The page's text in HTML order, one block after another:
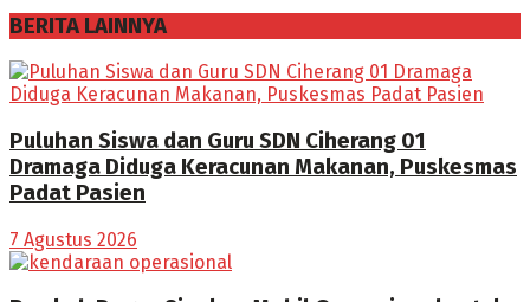
BERITA LAINNYA
Puluhan Siswa dan Guru SDN Ciherang 01
Dramaga Diduga Keracunan Makanan, Puskesmas
Padat Pasien
7 Agustus 2026